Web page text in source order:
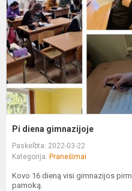
Pi diena gimnazijoje
Paskelbta: 2022-03-22
Kategorija: Pranešimai
Kovo 16 dieną visi gimnazijos
pamoką.